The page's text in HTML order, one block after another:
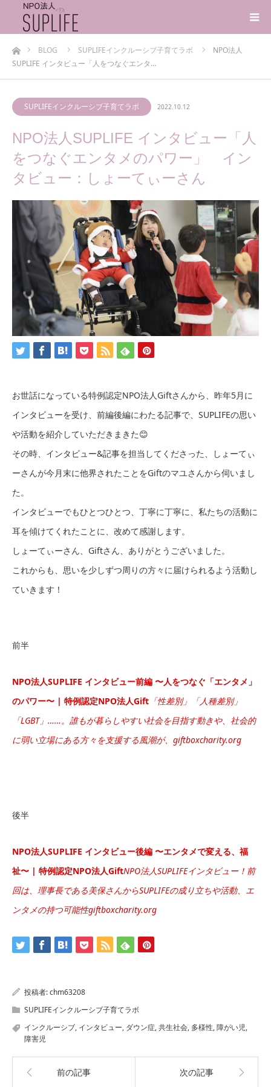
ホームBLOG SUPLIFEインクルーシブ子育てラボ
NPO法人
SUPLIFE インタビュー「人をつなぐエンタ…
SUPLIFEインクルーシブ子育てラボ 2022.10.12
NPO法人SUPLIFE インタビュー「人
をつなぐエンタメのパワー」 イン
タビュー：しょーてぃーさん
お世話になっている特例認定NPO法人Giftさんから、昨年5月に
インタビューを受け、前編後編にわたる記事で、SUPLIFEの思い
や活動を紹介していただきまきた😊
その時、インタビュー&記事を担当してくださった、しょーてぃ
ーさんが今月末に他界されたことをGiftのマユさんから伺いまし
た。
インタビューでもひとつひとつ、丁寧に丁寧に、私たちの活動に
耳を傾けてくれたことに、改めて感謝します。
しょーてぃーさん、Giftさん、ありがとうございました。
これからも、思いを少しずつ周りの方々に届けられるよう活動し
ていきます！
前半
NPO法人SUPLIFE インタビュー前編 〜人をつなぐ「エンタメ」
のパワー〜 | 特例認定NPO法人Gift 「性差別」「人種差別」
「LGBT」……。誰もが暮らしやすい社会を目指す動きや、社会的
に弱い立場にある方々を支援する風潮が、 giftboxcharity.org
後半
NPO法人SUPLIFE インタビュー後編 〜エンタメで変える、福
祉〜 | 特例認定NPO法人GiftNPO法人SUPLIFEインタビュー！前
回は、理事長である美保さんからSUPLIFEの成り立ちや活動、エ
ンタメの持つ可能性giftboxcharity.org
投稿者:chm63208
SUPLIFEインクルーシブ子育てラボ
インクルーシブ, インタビュー, ダウン症,共生社会, 多様性,障がい児,
障害児
前の記事 次の記事